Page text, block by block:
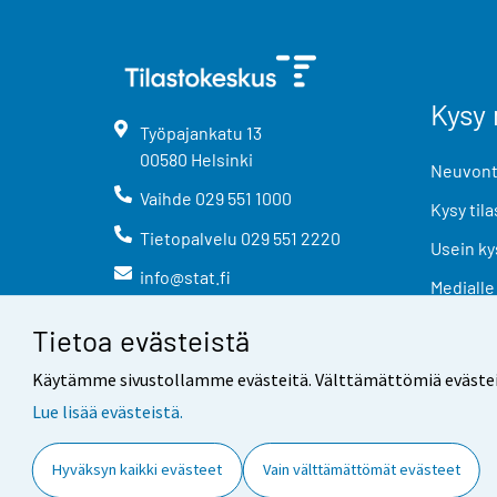
Tietoa evästeistä
Käytämme sivustollamme evästeitä. Välttämättömiä
Lue lisää evästeistä.
Hyväksyn kaikki evästeet Vain välttämättömät evästeet
Työpajankatu 13
00580 Helsinki
Vaihde 029 551 1000
Tietopalvelu 029 551 2220
info@stat.fi
Kysy
Usein
Medialle
Yhteystiedot Palaute